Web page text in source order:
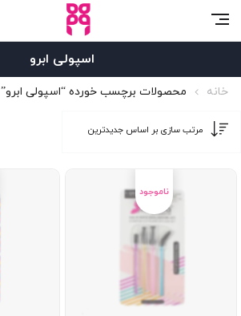
اسپولی ابرو
خانه محصولات برچسب خورده “اسپولی ابرو”